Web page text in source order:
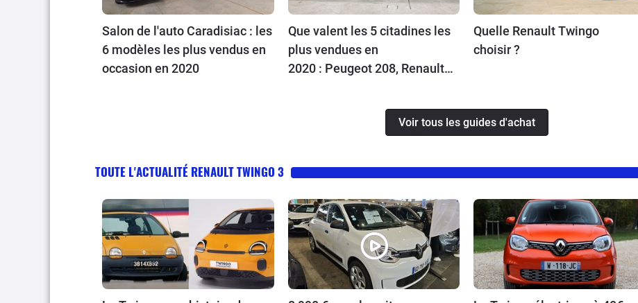
Salon de l'auto Caradisiac : les
6 modèles les plus vendus en
occasion en 2020
Que valent les 5 citadines les
plus vendues en
2020 : Peugeot 208, Renault
Sandero, Renault Twingo -
Salon de l'auto Caradisiac
Quelle Renault Twingo
choisir ?
Voir tous les guides d'achat
TOUTE L'ACTUALITÉ RENAULT TWINGO 3